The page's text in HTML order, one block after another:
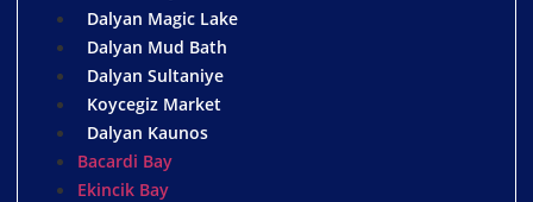
Dalyan Magic Lake
Dalyan Mud Bath
Dalyan Sultaniye
Koycegiz Market
Dalyan Kaunos
Bacardi Bay
Ekincik Bay